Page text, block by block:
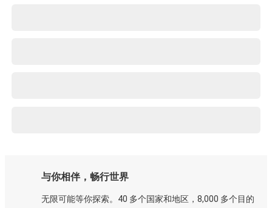
与你相伴，畅行世界
无限可能等你探索。40 多个国家和地区，8,000 多个目的